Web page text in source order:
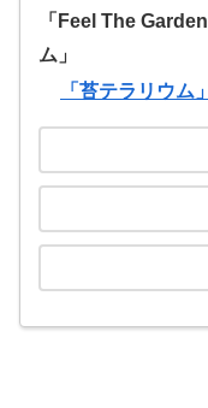
「Feel The
ム」
「苔テラリウム